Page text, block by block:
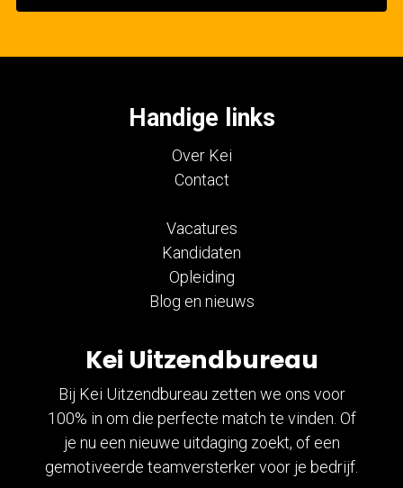
Kei Uitzendbureau
Bij Kei Uitzendbureau zetten we ons voor
100% in om die perfecte match te vinden. Of
je nu een nieuwe uitdaging zoekt, of een
gemotiveerde teamversterker voor je bedrijf.
Handige links
Over Kei
Contact
Vacatures
Kandidaten
Opleiding
Blog en nieuws